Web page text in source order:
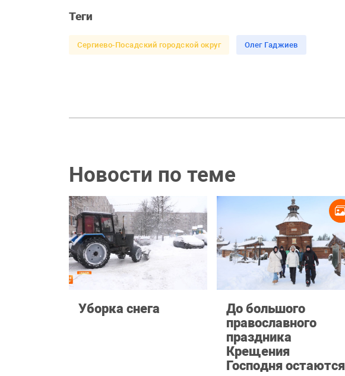
Теги
Сергиево-Посадский городской округ Олег Гаджиев
Новости по теме
Уборка снега
До большого
православного
праздника
Крещения
Господня остаются